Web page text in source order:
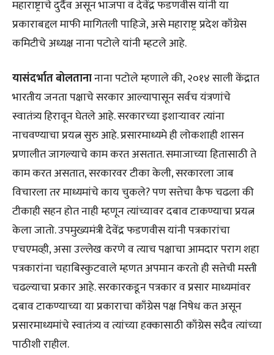
महाराष्ट्राचे दुर्दैव असून भाजपा व देवेंद्र फडणवीस यांनी या
प्रकाराबद्दल माफी मागितली पाहिजे, असे महाराष्ट्र प्रदेश काँग्रेस
कमिटीचे अध्यक्ष नाना पटोले यांनी म्हटले आहे.
यासंदर्भात बोलतानानाना पटोले म्हणाले की, २०१४ साली केंद्रात
भारतीय जनता पक्षाचे सरकार आल्यापासून सर्वच यंत्रणांचे
स्वातंत्र्य हिरावून घेतले आहे. सरकारच्या इशाऱ्यावर त्यांना
नाचवण्याचा प्रयत्न सुरु आहे. प्रसारमाध्यमे ही लोकशाही शासन
प्रणालीत जागल्याचे काम करत असतात. समाजाच्या हितासाठी ते
काम करत असतात, सरकारवर टीका केली, सरकारला जाब
विचारला तर माध्यमांचे काय चुकले? पण सत्तेचा कैफ चढला की
टीकाही सहन होत नाही म्हणून त्यांच्यावर दबाव टाकण्याचा प्रयत्न
केला जातो. उपमुख्यमंत्री देवेंद्र फडणवीस यांनी पत्रकारांचा
एचएमव्ही, असा उल्लेख करणे व त्याच पक्षाचा आमदार पराग शहा
पत्रकारांना चहाबिस्कुटवाले म्हणत अपमान करतो ही सत्तेची मस्ती
चढल्याचा प्रकार आहे. सरकारकडून पत्रकार व प्रसार माध्यमांवर
दबाव टाकण्याच्या या प्रकाराचा काँग्रेस पक्ष निषेध कत असून
प्रसारमाध्यमांचे स्वातंत्र्य व त्यांच्या हक्कासाठी काँग्रेस सदैव त्यांच्या
पाठीशी राहील.